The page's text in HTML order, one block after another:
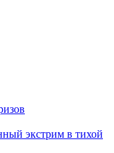
экстрим в тихой